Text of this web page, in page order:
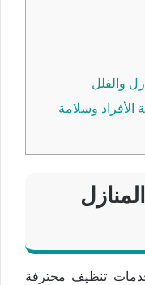
والفلل
الأفراد وسلامة
تنظيف محترفة